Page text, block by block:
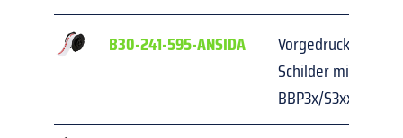
B30-241-595-ANSIDA
Vorgedruckte,
Schilder mit
BBP3x/S3xxx/i3300